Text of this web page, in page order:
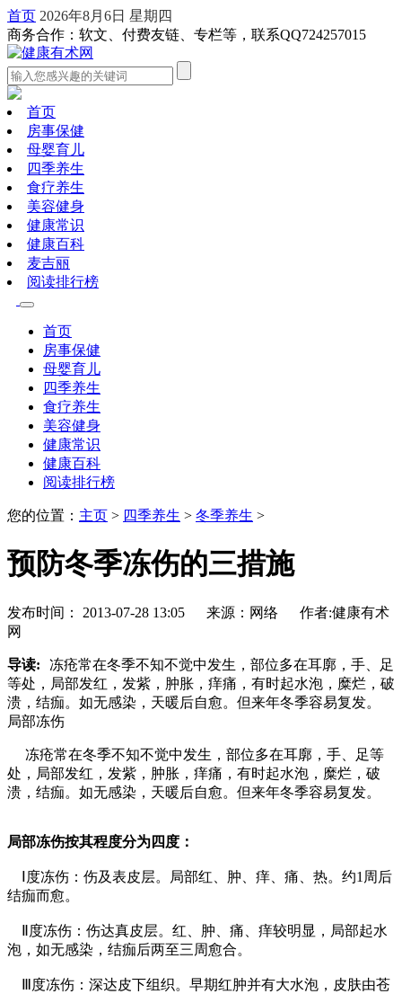
首页 2026年8月6日 星期四
商务合作：软文、付费友链、专栏等，联系QQ724257015
首页
房事保健
母婴育儿
四季养生
食疗养生
美容健身
健康常识
健康百科
麦吉丽
阅读排行榜
首页
房事保健
母婴育儿
四季养生
食疗养生
美容健身
健康常识
健康百科
阅读排行榜
您的位置： 主页 > 四季养生 > 冬季养生 >
预防冬季冻伤的三措施
发布时间： 2013-07-28 13:05 来源：网络 作者:健康有术
网
导读:
冻疮常在冬季不知不觉中发生，部位多在耳廓，手、足
等处，局部发红，发紫，肿胀，痒痛，有时起水泡，糜烂，破
溃，结痂。如无感染，天暖后自愈。但来年冬季容易复发。
局部冻伤
冻疮常在冬季不知不觉中发生，部位多在耳廓，手、足等
处，局部发红，发紫，肿胀，痒痛，有时起水泡，糜烂，破
溃，结痂。如无感染，天暖后自愈。但来年冬季容易复发。
局部冻伤按其程度分为四度：
Ⅰ度冻伤：伤及表皮层。局部红、肿、痒、痛、热。约1周后
结痂而愈。
Ⅱ度冻伤：伤达真皮层。红、肿、痛、痒较明显，局部起水
泡，如无感染，结痂后两至三周愈合。
Ⅲ度冻伤：深达皮下组织。早期红肿并有大水泡，皮肤由苍